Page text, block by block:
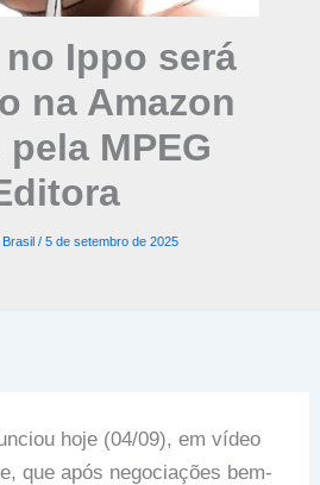
no Ippo será
na Amazon
MPEG
Brasil / 5 de setembro de 2025
hoje (04/09), em vídeo
que após negociações bem-